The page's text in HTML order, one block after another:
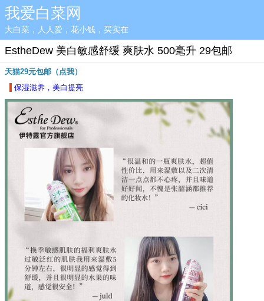
我爱白菜网
大白菜，人人爱，花小钱，买实在
EstheDew 美白敏感舒缓 爽肤水 500毫升 29包邮
天猫29元包邮（点我）
保湿滋养，美白提亮